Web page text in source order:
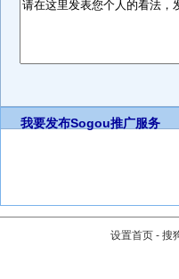
我要发布Sogou推广服务
设置首页 - 搜